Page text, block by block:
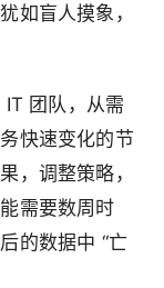
如盲人摸象，
IT 团队，从需
快速变化的节
，调整策略，
需要数周时
的数据中 “亡